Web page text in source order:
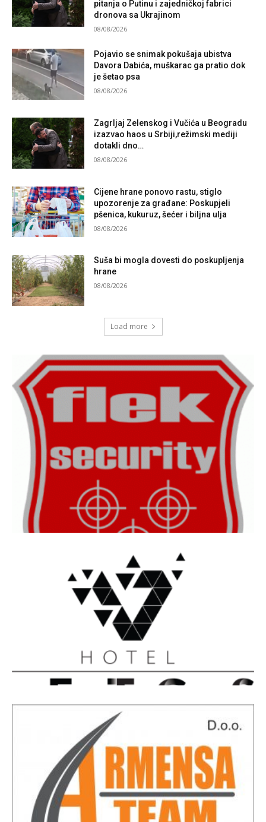
pitanja o Putinu i zajedničkoj fabrici
dronova sa Ukrajinom
08/08/2026
Pojavio se snimak pokušaja ubistva
Davora Dabića, muškarac ga pratio dok
je šetao psa
08/08/2026
Zagrljaj Zelenskog i Vučića u Beogradu
izazvao haos u Srbiji,režimski mediji
dotakli dno…
08/08/2026
Cijene hrane ponovo rastu, stiglo
upozorenje za građane: Poskupjeli
pšenica, kukuruz, šećer i biljna ulja
08/08/2026
Suša bi mogla dovesti do poskupljenja
hrane
08/08/2026
Load more